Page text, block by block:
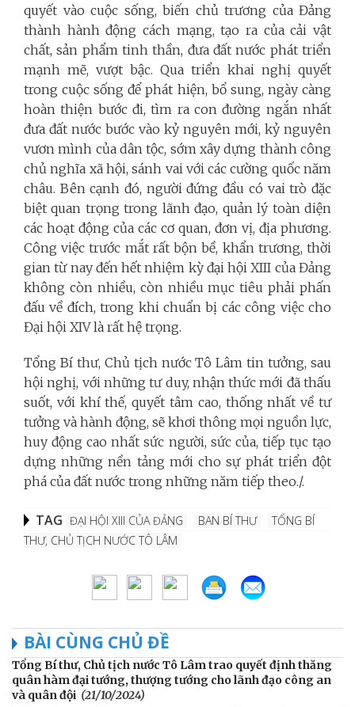
quyết vào cuộc sống, biến chủ trương của Đảng
thành hành động cách mạng, tạo ra của cải vật
chất, sản phẩm tinh thần, đưa đất nước phát triển
mạnh mẽ, vượt bậc. Qua triển khai nghị quyết
trong cuộc sống để phát hiện, bổ sung, ngày càng
hoàn thiện bước đi, tìm ra con đường ngắn nhất
đưa đất nước bước vào kỷ nguyên mới, kỷ nguyên
vươn mình của dân tộc, sớm xây dựng thành công
chủ nghĩa xã hội, sánh vai với các cường quốc năm
châu. Bên cạnh đó, người đứng đầu có vai trò đặc
biệt quan trọng trong lãnh đạo, quản lý toàn diện
các hoạt động của các cơ quan, đơn vị, địa phương.
Công việc trước mắt rất bộn bề, khẩn trương, thời
gian từ nay đến hết nhiệm kỳ đại hội XIII của Đảng
không còn nhiều, còn nhiều mục tiêu phải phấn
đấu về đích, trong khi chuẩn bị các công việc cho
Đại hội XIV là rất hệ trọng.
Tổng Bí thư, Chủ tịch nước Tô Lâm tin tưởng, sau
hội nghị, với những tư duy, nhận thức mới đã thấu
suốt, với khí thế, quyết tâm cao, thống nhất về tư
tưởng và hành động, sẽ khơi thông mọi nguồn lực,
huy động cao nhất sức người, sức của, tiếp tục tạo
dựng những nền tảng mới cho sự phát triển đột
phá của đất nước trong những năm tiếp theo./.
TAG ĐẠI HỘI XIII CỦA ĐẢNG BAN BÍ THƯ
TỔNG BÍ
THƯ, CHỦ TỊCH NƯỚC TÔ LÂM
BÀI CÙNG CHỦ ĐỀ
Tổng Bí thư, Chủ tịch nước Tô Lâm trao quyết định thăng
quân hàm đại tướng, thượng tướng cho lãnh đạo công an
và quân đội (21/10/2024)